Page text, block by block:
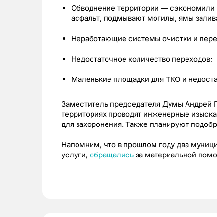
Обводнение территории — сэкономили
асфальт, подмывают могилы, ямы
Неработающие системы очистки и
Недостаточное количество переходов;
Маленькие площадки для ТКО и
Заместитель председателя Думы Андрей
территориях проводят инженерные
для захоронения. Также планируют
Напомним, что в прошлом году два
услуги, обращались за материальной